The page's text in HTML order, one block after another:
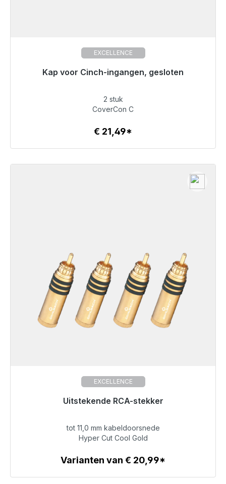
EXCELLENCE
Kap voor Cinch-ingangen, gesloten
Niet langer beschikbaar
€ 21,49
Details
2 stuk
CoverCon C
€ 21,49*
EXCELLENCE
Uitstekende RCA-stekker
Niet langer beschikbaar
€ 79,49
Details
tot 11,0 mm kabeldoorsnede
Hyper Cut Cool Gold
Varianten van € 20,99*